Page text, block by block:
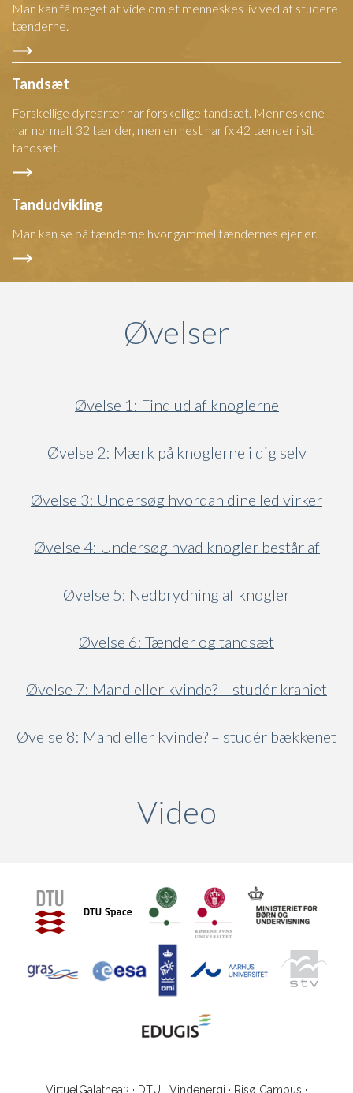
Man kan få meget at vide om et menneskes liv ved at studere
tænderne.
Tandsæt
Forskellige dyrearter har forskellige tandsæt. Menneskene
har normalt 32 tænder, men en hest har fx 42 tænder i sit
tandsæt.
Tandudvikling
Man kan se på tænderne hvor gammel tændernes ejer er.
Øvelser
Øvelse 1: Find ud af knoglerne
Øvelse 2: Mærk på knoglerne i dig selv
Øvelse 3: Undersøg hvordan dine led virker
Øvelse 4: Undersøg hvad knogler består af
Øvelse 5: Nedbrydning af knogler
Øvelse 6: Tænder og tandsæt
Øvelse 7: Mand eller kvinde? – studér kraniet
Øvelse 8: Mand eller kvinde? – studér bækkenet
Video
VirtuelGalathea3 · DTU · Vindenergi · Risø Campus ·